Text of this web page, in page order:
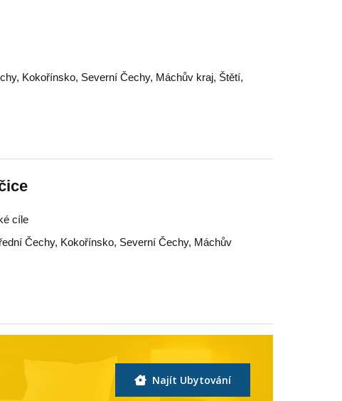
, Kokořínsko, Severní Čechy, Máchův kraj, Štětí,
cíle
Čechy, Kokořínsko, Severní Čechy, Máchův
Najít Ubytování